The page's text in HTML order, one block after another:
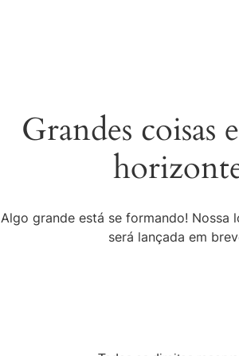
Grandes coisas
Algo grande está se formando! Nossa
será lançada em